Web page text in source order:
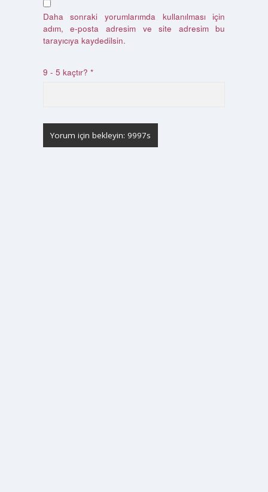
Daha sonraki yorumlarımda kullanılması için
adım, e-posta adresim ve site adresim bu
tarayıcıya kaydedilsin.
9 - 5 kaçtır? *